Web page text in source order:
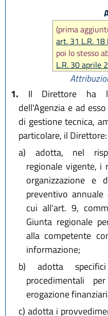
(prima
art. 31 L.R.
poi lo stesso
L.R. 30 aprile
1. Il Direttore ha la
dell'Agenzia e ad
di gestione tecnica,
particolare, il Direttore:
a) adotta, nel
regionale vigente, i
organizzazione e
preventivo
cui all'art. 9,
Giunta regionale
alla competente
informazione;
b) adotta
procedimentali
erogazione
c) adotta i